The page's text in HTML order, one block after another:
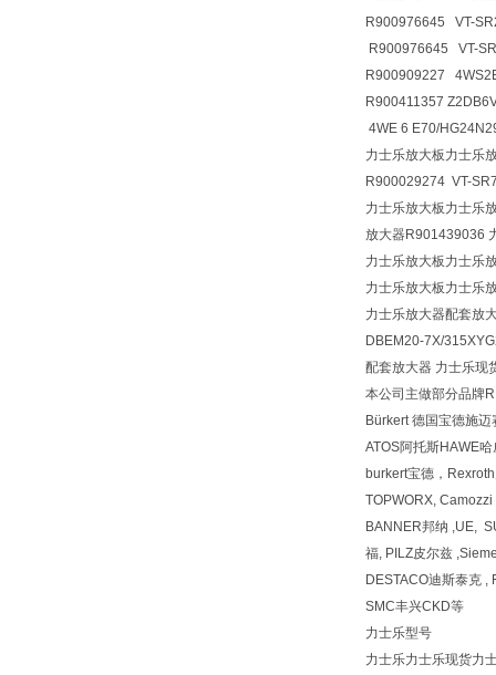
R900976645 VT-
R900976645 VT-
R900909227
R900411357
4WE 6 E70/
力士乐放大板力士乐
R900029274 VT-
力士乐放大板力士乐
放大器R901439036
力士乐放大板力士乐
力士乐放大板力士乐
力士乐放大器配套放
DBEM20-7X/
配套放大器 力士乐现
本公司主做部分品牌
Bürkert 德国宝德施
ATOS阿托斯HAWE
burkert宝德，
TOPWORX,
BANNER邦纳 ,UE,
福, PILZ皮尔兹
DESTACO迪斯泰克
SMC丰兴CKD等
力士乐型号
力士乐力士乐现货力